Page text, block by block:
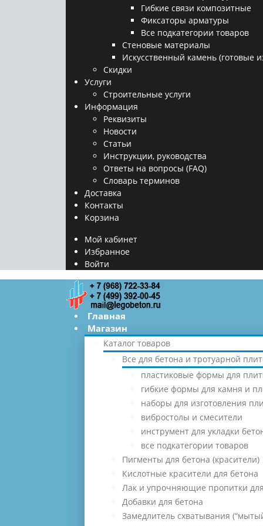
Гибкие связи композитные
Фиксаторы арматуры
Все подкатегории товаров
Стеновые материалы
Искусственный камень (готовые
Скидки
Услуги
Строительные услуги
Информация
Реквизиты
Новости
Статьи
Инструкции, руководства
Ответы на вопросы (FAQ)
Словарь терминов
Доставка
Контакты
Корзина
Мой кабинет
Избранное
Войти
Главная
Магазин
Каталог товаров
Все для бетона и тротуарной
пластиковые формы для
гибкие формы для камня и
наборы для изготовления
вибростолы и смесители
инструмент для укладки
все подкатегории товаров
Пигменты для бетона (красители)
Кислотные красители для бетона
Лак и упрочняющие пропитки
Добавки для бетона
Замедлитель схватывания